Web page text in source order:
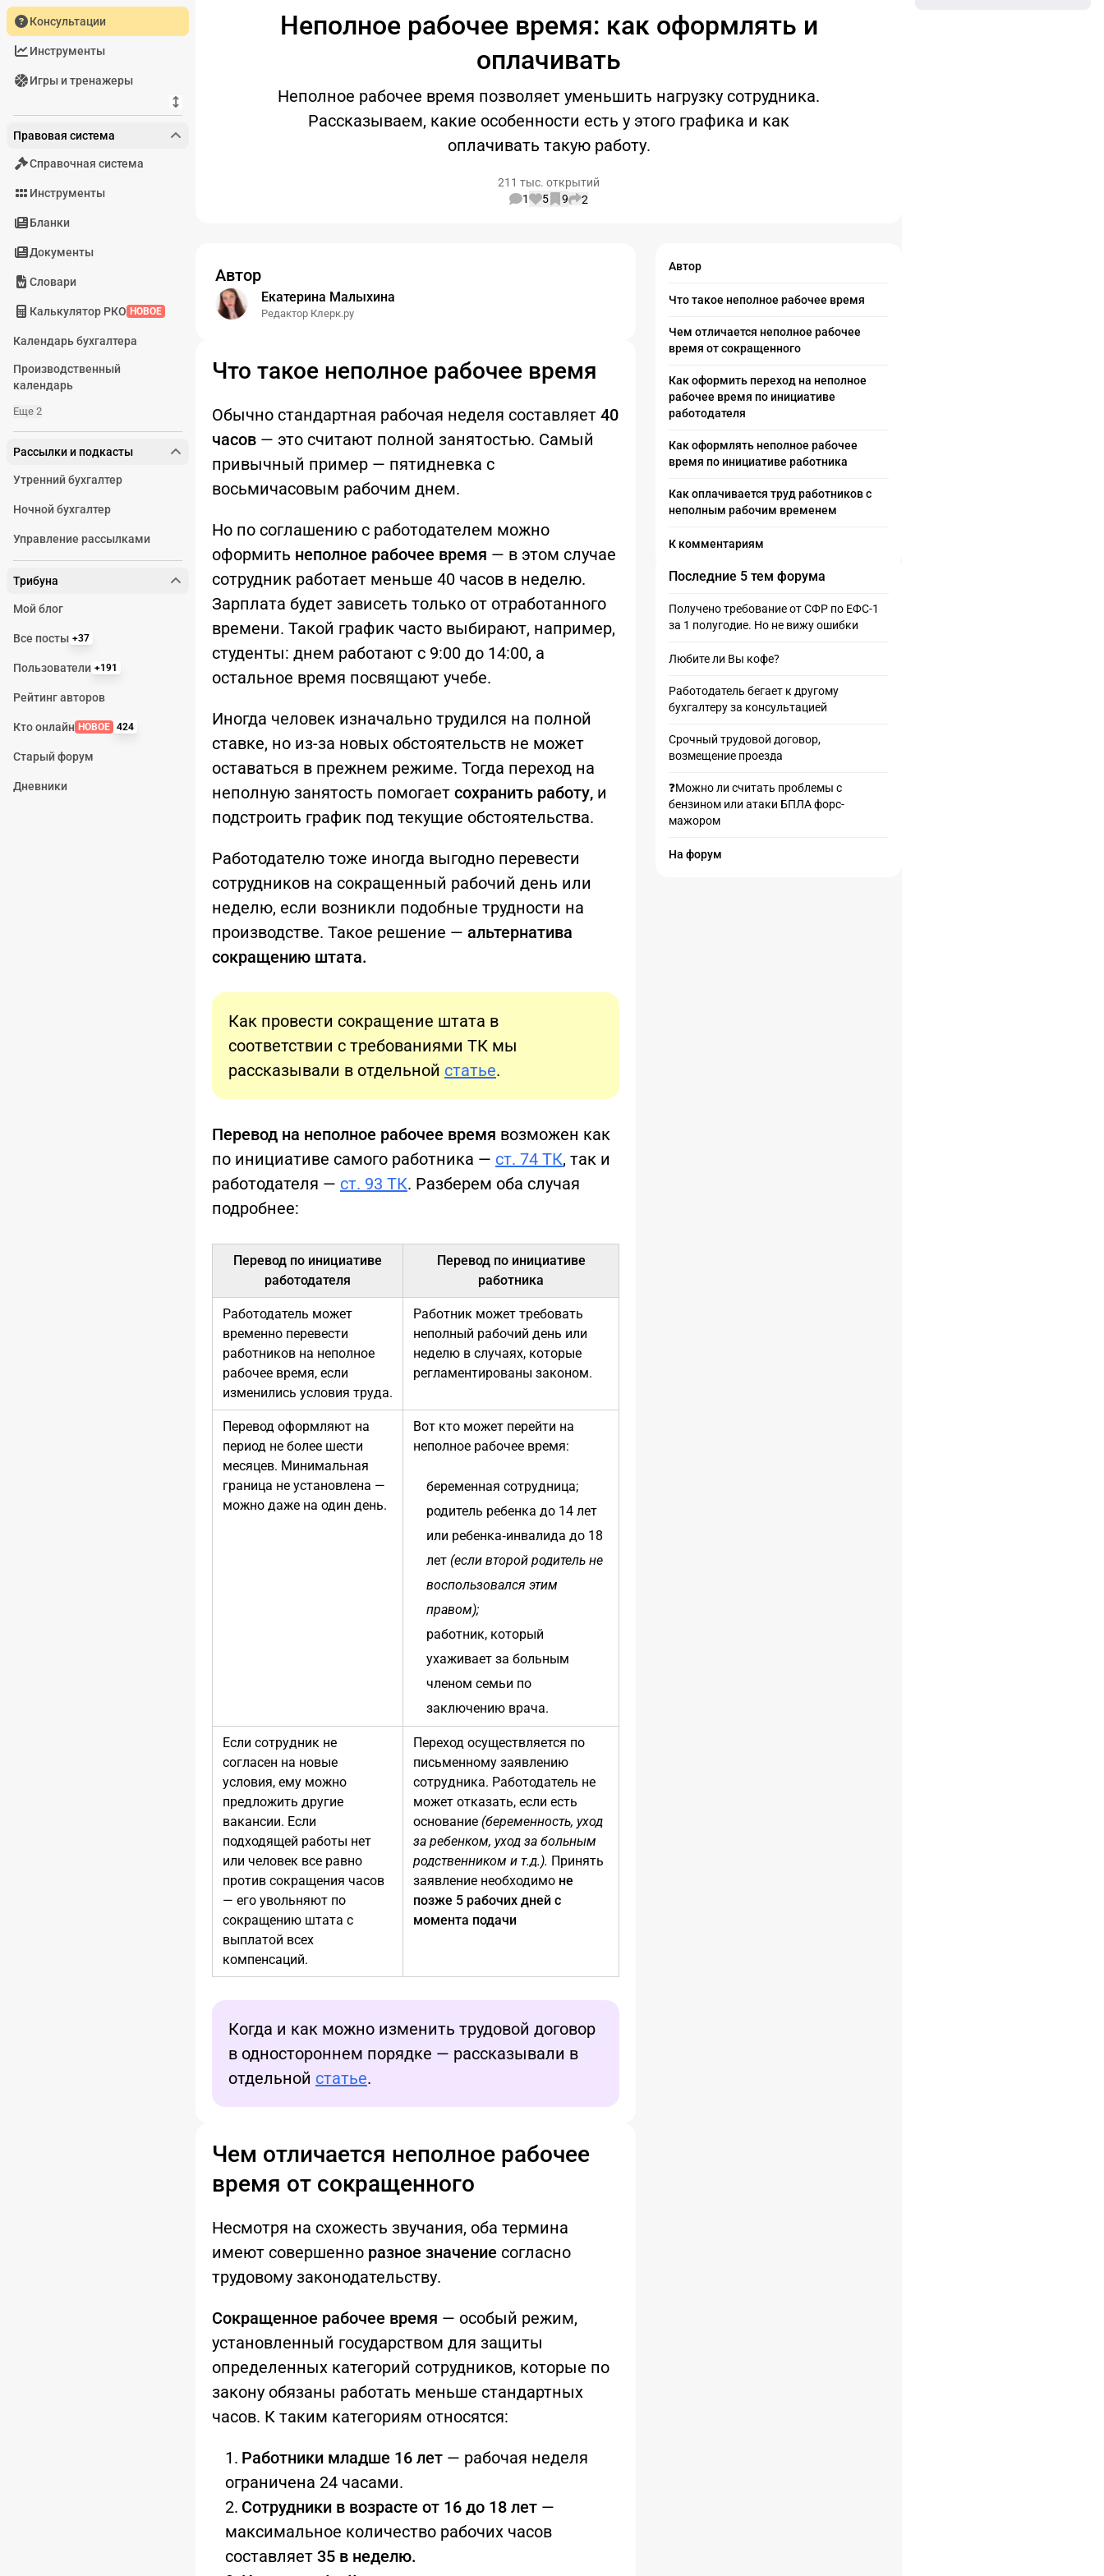
Консультации
Инструменты
Игры и тренажеры
Правовая система
Справочная система
Инструменты
Бланки
Документы
Словари
Калькулятор РКО НОВОЕ
Календарь бухгалтера
Производственный
календарь
Еще 2
Рассылки и подкасты
Утренний бухгалтер
Ночной бухгалтер
Управление рассылками
Трибуна
Мой блог
Все посты +37
Пользователи +191
Рейтинг авторов
Кто онлайн НОВОЕ 424
Старый форум
Дневники
Неполное рабочее время: как оформлять и
оплачивать
Неполное рабочее время позволяет уменьшить нагрузку сотрудника.
Рассказываем, какие особенности есть у этого графика и как
оплачивать такую работу.
211 тыс. открытий
1
5 9 2
Автор
Екатерина Малыхина
Редактор Клерк.ру
Что такое неполное рабочее время
Обычно стандартная рабочая неделя составляет 40
часов — это считают полной занятостью. Самый
привычный пример — пятидневка с
восьмичасовым рабочим днем.
Но по соглашению с работодателем можно
оформить неполное рабочее время — в этом случае
сотрудник работает меньше 40 часов в неделю.
Зарплата будет зависеть только от отработанного
времени. Такой график часто выбирают, например,
студенты: днем работают с 9:00 до 14:00, а
остальное время посвящают учебе.
Иногда человек изначально трудился на полной
ставке, но из-за новых обстоятельств не может
оставаться в прежнем режиме. Тогда переход на
неполную занятость помогает сохранить работу, и
подстроить график под текущие обстоятельства.
Работодателю тоже иногда выгодно перевести
сотрудников на сокращенный рабочий день или
неделю, если возникли подобные трудности на
производстве. Такое решение — альтернатива
сокращению штата.
Как провести сокращение штата в
соответствии с требованиями ТК мы
рассказывали в отдельной статье.
Перевод на неполное рабочее время возможен как
по инициативе самого работника — ст. 74 ТК, так и
работодателя — ст. 93 ТК. Разберем оба случая
подробнее:
Перевод по инициативе
работодателя
Перевод по инициативе
работника
Работодатель может
временно перевести
работников на неполное
рабочее время, если
изменились условия труда.
Работник может требовать
неполный рабочий день или
неделю в случаях, которые
регламентированы законом.
Перевод оформляют на
период не более шести
месяцев. Минимальная
граница не установлена —
можно даже на один день.
Вот кто может перейти на
неполное рабочее время:
беременная сотрудница;
родитель ребенка до 14 лет
или ребенка‑инвалида до 18
лет (если второй родитель не
воспользовался этим
правом);
работник, который
ухаживает за больным
членом семьи по
заключению врача.
Если сотрудник не
согласен на новые
условия, ему можно
предложить другие
вакансии. Если
подходящей работы нет
или человек все равно
против сокращения часов
— его увольняют по
сокращению штата с
выплатой всех
компенсаций.
Переход осуществляется по
письменному заявлению
сотрудника. Работодатель не
может отказать, если есть
основание (беременность, уход
за ребенком, уход за больным
родственником и т.д.). Принять
заявление необходимо не
позже 5 рабочих дней с
момента подачи
Когда и как можно изменить трудовой договор
в одностороннем порядке — рассказывали в
отдельной статье.
Чем отличается неполное рабочее
время от сокращенного
Несмотря на схожесть звучания, оба термина
имеют совершенно разное значение согласно
трудовому законодательству.
Сокращенное рабочее время — особый режим,
установленный государством для защиты
определенных категорий сотрудников, которые по
закону обязаны работать меньше стандартных
часов. К таким категориям относятся:
Работники младше 16 лет — рабочая неделя
ограничена 24 часами.
Сотрудники в возрасте от 16 до 18 лет —
максимальное количество рабочих часов
составляет 35 в неделю.
Автор
Что такое неполное рабочее время
Чем отличается неполное рабочее
время от сокращенного
Как оформить переход на неполное
рабочее время по инициативе
работодателя
Как оформлять неполное рабочее
время по инициативе работника
Как оплачивается труд работников с
неполным рабочим временем
К комментариям
Последние 5 тем форума
Получено требование от СФР по ЕФС-1
за 1 полугодие. Но не вижу ошибки
Любите ли Вы кофе?
Работодатель бегает к другому
бухгалтеру за консультацией
Срочный трудовой договор,
возмещение проезда
❓Можно ли считать проблемы с
бензином или атаки БПЛА форс-
мажором
На форум